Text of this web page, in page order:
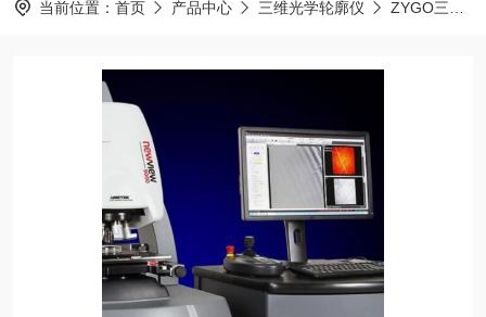
当前位置： 首页 产品中心 三维光学轮廓仪 ZYGO三维光学轮廓仪